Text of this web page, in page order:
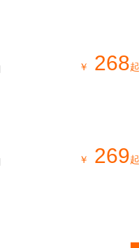
￥ 268起
￥ 269起